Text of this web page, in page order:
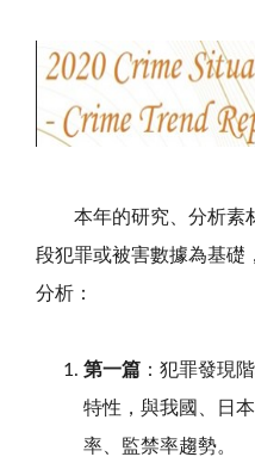
本年的研究、分析素
段犯罪或被害數據為基礎
分析：
第一篇 ：犯罪發現
特性，與我國、日
率、監禁率趨勢。